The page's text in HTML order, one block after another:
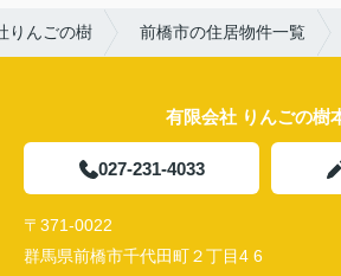
りんごの樹 前橋市の住居物件一覧
有限会社 りんごの樹
027-231-4033
〒371-0022
群馬県前橋市千代田町２丁目4 6